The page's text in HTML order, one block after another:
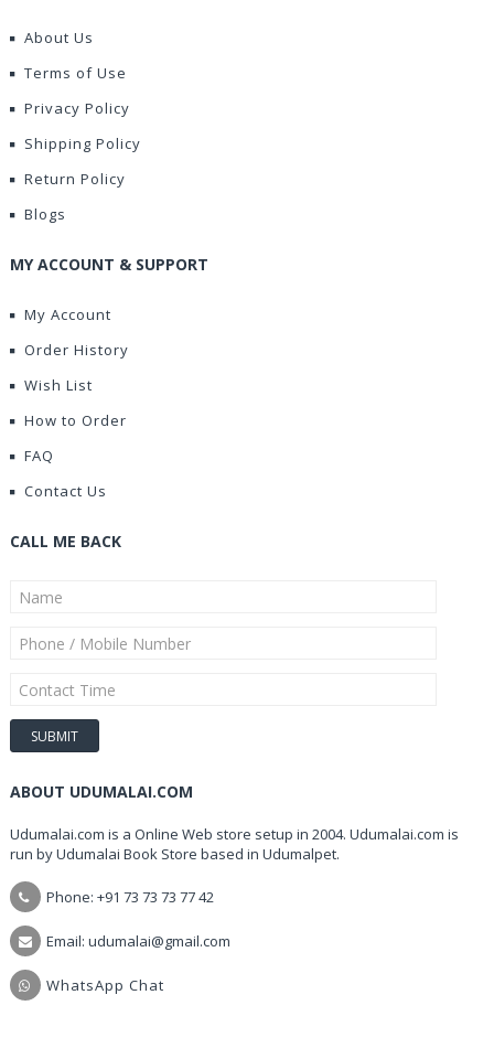
About Us
Terms of Use
Privacy Policy
Shipping Policy
Return Policy
Blogs
MY ACCOUNT & SUPPORT
My Account
Order History
Wish List
How to Order
FAQ
Contact Us
CALL ME BACK
ABOUT UDUMALAI.COM
Udumalai.com is a Online Web store setup in 2004. Udumalai.com is
run by Udumalai Book Store based in Udumalpet.
Phone: +91 73 73 73 77 42
Email: udumalai@gmail.com
WhatsApp Chat